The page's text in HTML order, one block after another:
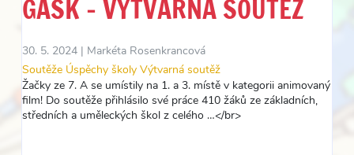
GASK – VÝTVARNÁ SOUTĚŽ
30. 5. 2024 | Markéta Rosenkrancová
Soutěže Úspěchy školy Výtvarná soutěž
Žačky ze 7. A se umístily na 1. a 3. místě v kategorii animovaný
film! Do soutěže přihlásilo své práce 410 žáků ze základních,
středních a uměleckých škol z celého …</br>